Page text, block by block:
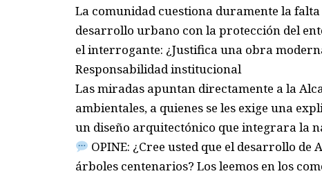
La comunidad cuestiona duramente la
desarrollo urbano con la protección del
el interrogante: ¿Justifica una obra
Responsabilidad institucional
Las miradas apuntan directamente a la
ambientales, a quienes se les exige una
un diseño arquitectónico que integrara la
OPINE: ¿Cree usted que el desarrollo
árboles centenarios? Los leemos en los